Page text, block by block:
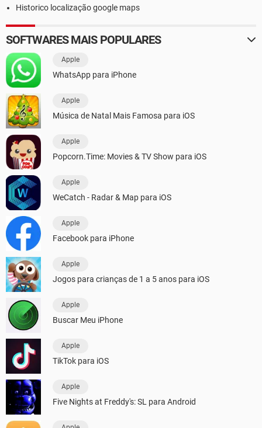
Historico localização google maps
SOFTWARES MAIS POPULARES
Apple
WhatsApp para iPhone
Apple
Música de Natal Mais Famosa para iOS
Apple
Popcorn.Time: Movies & TV Show para iOS
Apple
WeCatch - Radar & Map para iOS
Apple
Facebook para iPhone
Apple
Jogos para crianças de 1 a 5 anos para iOS
Apple
Buscar Meu iPhone
Apple
TikTok para iOS
Apple
Five Nights at Freddy's: SL para Android